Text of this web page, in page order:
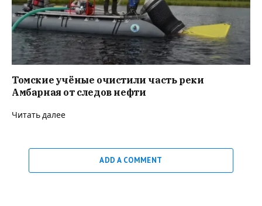
Томские учёные очистили часть реки
Амбарная от следов нефти
Читать далее
ADD A COMMENT